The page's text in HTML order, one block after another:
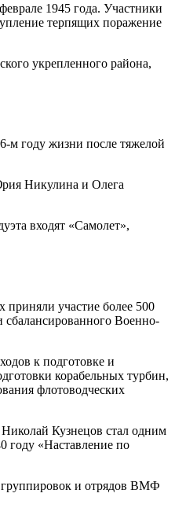
1945 года. Участники
терпящих поражение
укрепленного района,
м году жизни после тяжелой
Никулина и Олега
входят «Самолет»,
приняли участие более 500
Военно-
к подготовке и
корабельных турбин,
флотоводческих
Кузнецов стал одним
году «Наставление по
и отрядов ВМФ